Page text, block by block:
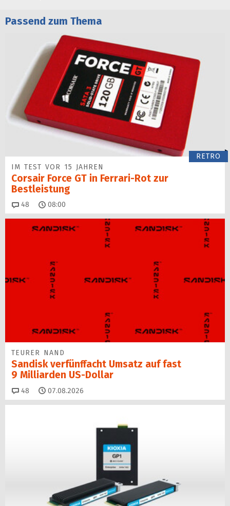
Passend zum Thema
RETRO
IM TEST VOR 15 JAHREN
Corsair Force GT in Ferrari-Rot zur
Bestleistung
48 Kommentare
08:00
TEURER NAND
Sandisk verfünffacht Umsatz auf fast
9 Milliarden US-Dollar
48 Kommentare
07.08.2026